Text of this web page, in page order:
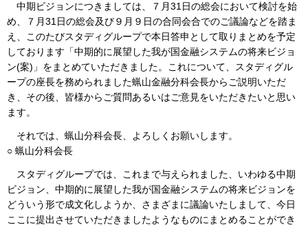
中期ビジョンにつきましては、７月31日の総会において検討を始
め、７月31日の総会及び９月９日の合同会合でのご議論などを踏ま
え、このたびスタディグループで本日答申として取りまとめを予定
しております「中期的に展望した我が国金融システムの将来ビジョ
ン(案)」をまとめていただきました。これについて、スタディグル
ープの座長を務められました蝋山金融分科会長からご説明いただ
き、その後、皆様からご質問あるいはご意見をいただきたいと思い
ます。
それでは、蝋山分科会長、よろしくお願いします。
○ 蝋山分科会長
スタディグループでは、これまで与えられました、いわゆる中期
ビジョン、中期的に展望した我が国金融システムの将来ビジョンを
どういう形で成文化しようか、さまざまに議論いたしまして、今日
ここに提出させていただきましたようなものにまとめることができ